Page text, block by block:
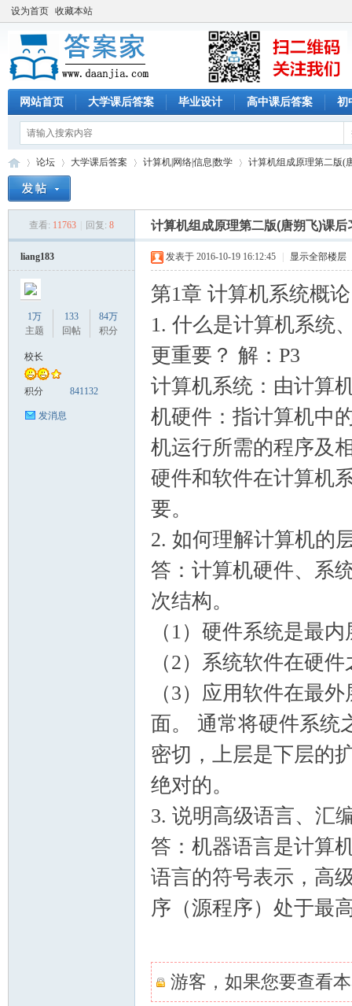
设为首页 收藏本站
网站首页 大学课后答案 毕业设计 高中课后答案 初
论坛
›
大学课后答案 计算机|网络|信息|数学
›
计算机组成原理第二版(
查看: 11763 回复: 8 计算机组成原理第二版(唐朔飞)课后
liang183
1万
主题
133
回帖
84万
积分
校长
积分 841132
发消息
发表于 2016-10-19 16:12:45 显示全部楼层
第1章 计算机系统概论
1. 什么是计算机系统
更重要？ 解：P3
计算机系统：由计算
机硬件：指计算机中
机运行所需的程序及
硬件和软件在计算机
要。
2. 如何理解计算机的
答：计算机硬件、系
次结构。
（1）硬件系统是最
（2）系统软件在硬
（3）应用软件在最
面。 通常将硬件系统
密切，上层是下层的
绝对的。
3. 说明高级语言、汇
答：机器语言是计算
语言的符号表示，高
序（源程序）处于最
游客，如果您要查看